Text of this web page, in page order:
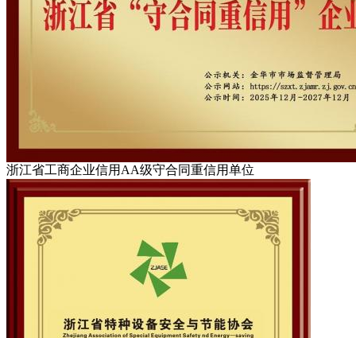
浙江省工商企业信用AA级守合同重信用单位